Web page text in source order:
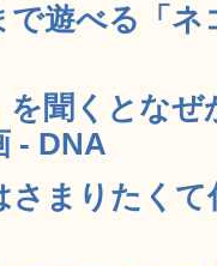
で遊べる「
を聞くとな
- DNA
まりたく